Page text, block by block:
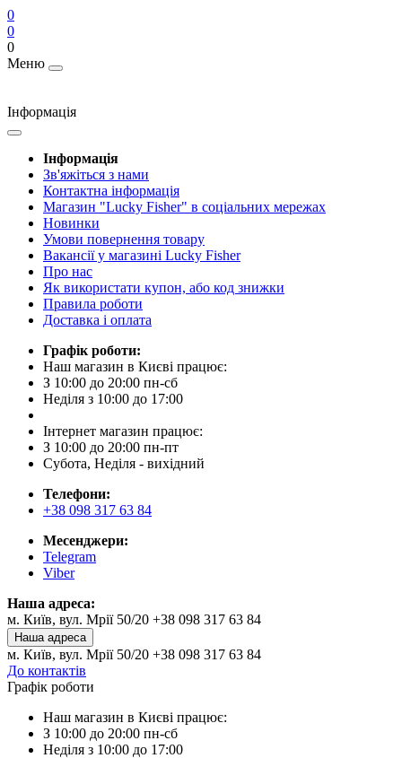
0
0
0
Меню
Інформація
Інформація
Зв'яжіться з нами
Контактна інформація
Магазин "Lucky Fisher" в соціальних мережах
Новинки
Умови повернення товару
Вакансії у магазині Lucky Fisher
Про нас
Як використати купон, або код знижки
Правила роботи
Доставка і оплата
Графік роботи:
Наш магазин в Києві працює:
З 10:00 до 20:00 пн-сб
Неділя з 10:00 до 17:00
Інтернет магазин працює:
З 10:00 до 20:00 пн-пт
Субота, Неділя - вихідний
Телефони:
+38 098 317 63 84
Месенджери:
Telegram
Viber
Наша адреса:
м. Київ, вул. Мрії 50/20 +38 098 317 63 84
Наша адреса
м. Київ, вул. Мрії 50/20 +38 098 317 63 84
До контактів
Графік роботи
Наш магазин в Києві працює:
З 10:00 до 20:00 пн-сб
Неділя з 10:00 до 17:00